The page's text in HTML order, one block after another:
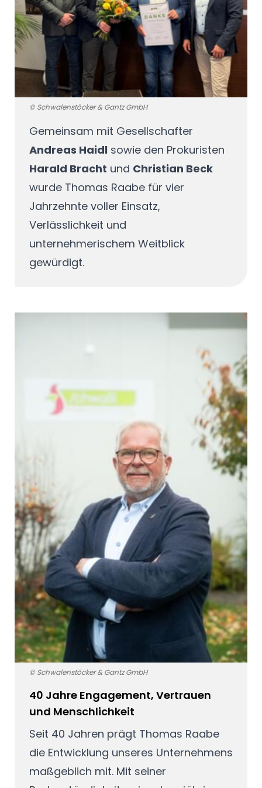
© Schwalenstöcker & Gantz GmbH
Gemeinsam mit Gesellschafter
Andreas Haidlsowie den Prokuristen
Harald Bracht und Christian Beck
wurde Thomas Raabe für vier
Jahrzehnte voller Einsatz,
Verlässlichkeit und
unternehmerischem Weitblick
gewürdigt.
© Schwalenstöcker & Gantz GmbH
40 Jahre Engagement, Vertrauen
und Menschlichkeit
Seit 40 Jahren prägt Thomas Raabe
die Entwicklung unseres Unternehmens
maßgeblich mit. Mit seiner